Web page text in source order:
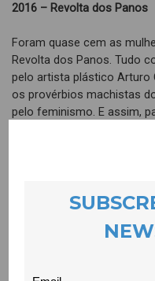
2016 – Revolta dos Panos
Foram quase cem as
Revolta dos Panos. Tudo
pelo artista plástico Arturo
os provérbios machistas
pelo feminismo. E assim,
Mais E6G que envolveu